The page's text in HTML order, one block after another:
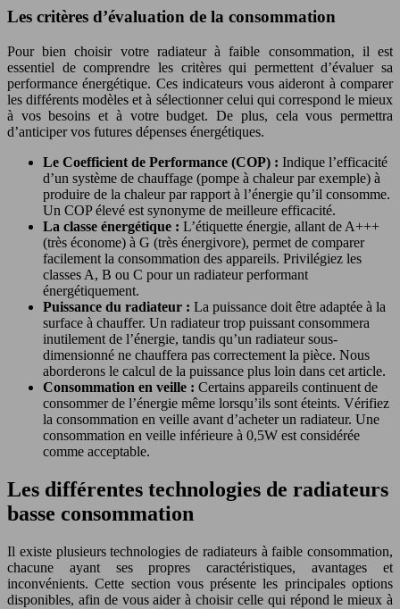
Les critères d’évaluation de la consommation
Pour bien choisir votre radiateur à faible consommation, il est
essentiel de comprendre les critères qui permettent d’évaluer sa
performance énergétique. Ces indicateurs vous aideront à comparer
les différents modèles et à sélectionner celui qui correspond le mieux
à vos besoins et à votre budget. De plus, cela vous permettra
d’anticiper vos futures dépenses énergétiques.
Le Coefficient de Performance (COP) : Indique l’efficacité
d’un système de chauffage (pompe à chaleur par exemple) à
produire de la chaleur par rapport à l’énergie qu’il consomme.
Un COP élevé est synonyme de meilleure efficacité.
La classe énergétique : L’étiquette énergie, allant de A+++
(très économe) à G (très énergivore), permet de comparer
facilement la consommation des appareils. Privilégiez les
classes A, B ou C pour un radiateur performant
énergétiquement.
Puissance du radiateur : La puissance doit être adaptée à la
surface à chauffer. Un radiateur trop puissant consommera
inutilement de l’énergie, tandis qu’un radiateur sous-
dimensionné ne chauffera pas correctement la pièce. Nous
aborderons le calcul de la puissance plus loin dans cet article.
Consommation en veille : Certains appareils continuent de
consommer de l’énergie même lorsqu’ils sont éteints. Vérifiez
la consommation en veille avant d’acheter un radiateur. Une
consommation en veille inférieure à 0,5W est considérée
comme acceptable.
Les différentes technologies de radiateurs
basse consommation
Il existe plusieurs technologies de radiateurs à faible consommation,
chacune ayant ses propres caractéristiques, avantages et
inconvénients. Cette section vous présente les principales options
disponibles, afin de vous aider à choisir celle qui répond le mieux à